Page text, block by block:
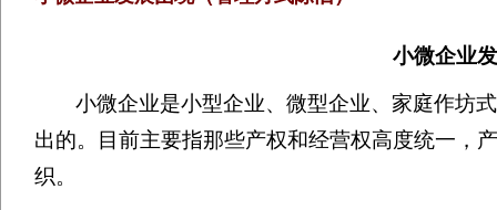
小微企业
小微企业是小型企业、微型企业、家庭作坊
出的。目前主要指那些产权和经营权高度统一，
织。